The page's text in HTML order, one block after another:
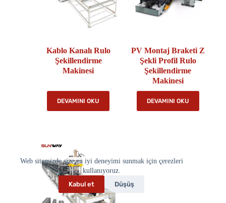
Web sitemizde size en iyi deneyimi sunmak için çerezleri
kullanıyoruz.
Kabul et
Düşüş
Kablo Kanalı Rulo
Şekillendirme
Makinesi
DEVAMINI OKU
PV Montaj Braketi Z
Şekli Profil Rulo
Şekillendirme
Makinesi
DEVAMINI OKU